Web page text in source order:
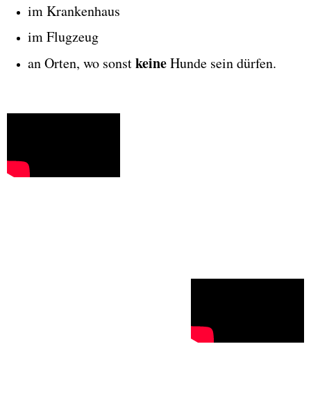
im Krankenhaus
im Flugzeug
an Orten, wo sonstkeineHunde sein dürfen.